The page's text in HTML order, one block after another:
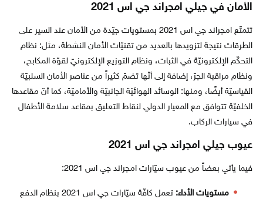
الأمان في جيلي امجراند جي اس 2021
تتمتّع امجراند جي اس 2021 بمستويات جيّدة من الأمان عند السير على
الطرقات نتيجة لتزويدها بالعديد من تقنيّات الأمان النشطة، مثل: نظام
التحكّم الإلكترونيّة في الثبات، ونظام التوزيع الإلكترونيّ لقوّة المكابح،
ونظام مراقبة الجرّ، إضافة إلى أنّها تضمّ كثيراً من عناصر الأمان السلبيّة
القياسيّة أيضًا، ومنها: الوسائد الهوائيّة الجانبيّة والأماميّة، كما أنّ مقاعدها
الخلفيّة تتوافق مع المعيار الدولي لنقاط التعليق بمقاعد سلامة الأطفال
في سيارات الركاب.
عيوب جيلي امجراند جي اس 2021
فيما يأتي بعضاً من عيوب سيّارات امجراند جي اس 2021:
مستويات الأداء:
تعمل كافّة سيّارات جي اس 2021 بنظام الدفع